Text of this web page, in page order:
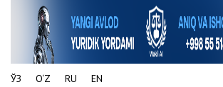
ЎЗ O‘Z RU EN